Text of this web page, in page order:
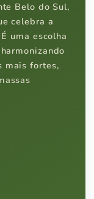
Belo do Sul,
celebra a
uma escolha
mais fortes,